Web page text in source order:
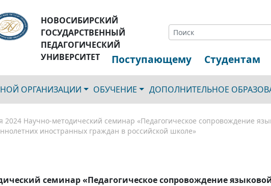
НОВОСИБИРСКИЙ
ГОСУДАРСТВЕННЫЙ
ПЕДАГОГИЧЕСКИЙ
УНИВЕРСИТЕТ
Поступающему Студентам
ОРГАНИЗАЦИИ ОБУЧЕНИЕ ДОПОЛНИТЕЛЬНОЕ
2024 Научно-методический семинар «Педагогическое сопровождение
иностранных граждан в российской школе»
семинар «Педагогическое сопровождение